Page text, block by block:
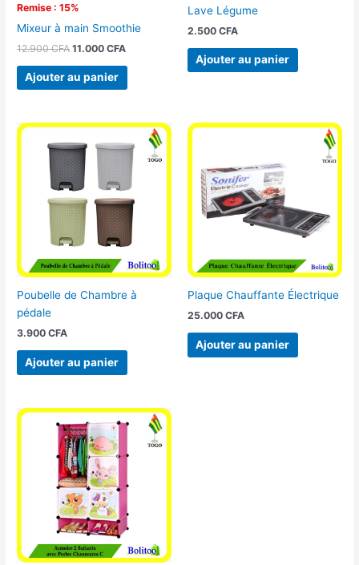
Remise : 15%
Mixeur à main Smoothie
12.900CFA 11.000CFA
Ajouter au panier
Lave Légume
2.500 CFA
Ajouter au panier
Poubelle de Chambre à
pédale
3.900CFA
Ajouter au panier
Plaque Chauffante Électrique
25.000 CFA
Ajouter au panier